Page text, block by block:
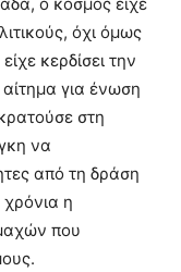
όχι όμως
κερδίσει την
για ένωση
στη
να
από τη δράση
η
που